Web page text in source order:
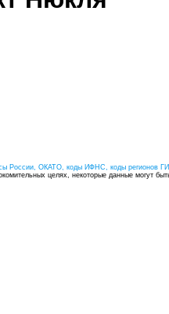
России, ОКАТО, коды ИФНС, коды регионов
целях, некоторые данные могут